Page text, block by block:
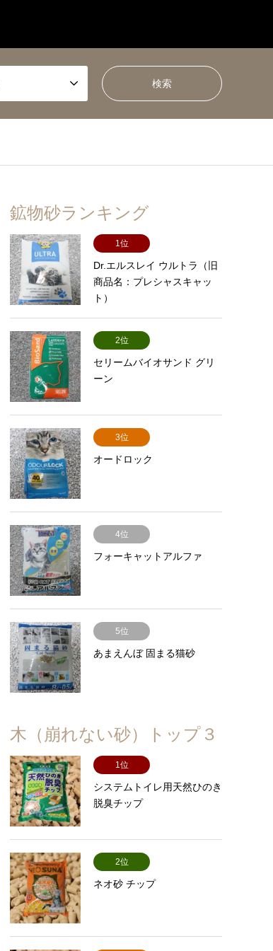
鉱物砂ランキング
1位
Dr.エルスレイ ウルトラ（旧
商品名：プレシャスキャッ
ト）
2位
セリームバイオサンド グリ
ーン
3位
オードロック
4位
フォーキャットアルファ
5位
あまえんぼ 固まる猫砂
木（崩れない砂）トップ３
1位
システムトイレ用天然ひのき
脱臭チップ
2位
ネオ砂 チップ